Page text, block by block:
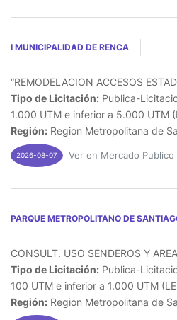
I MUNICIPALIDAD DE RENCA
“REMODELACION ACCESOS
Tipo de Licitación: Publica-
1.000 UTM e inferior a 5.000 UTM
Región: Region Metropolitana de
2026-08-07 Ver en Mercado Publico
PARQUE METROPOLITANO DE
CONSULT. USO SENDEROS Y
Tipo de Licitación: Publica-
100 UTM e inferior a 1.000 UTM
Región: Region Metropolitana de